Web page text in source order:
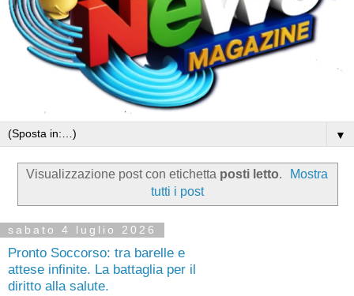
▼
Visualizzazione post con etichetta posti letto.
Mostra
tutti i post
sabato 4 luglio 2026
Pronto Soccorso: tra barelle e
attese infinite. La battaglia per il
diritto alla salute.